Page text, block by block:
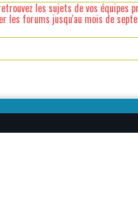
les sujets de vos équipes
les forums jusqu'au mois de